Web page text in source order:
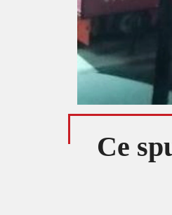
Ce